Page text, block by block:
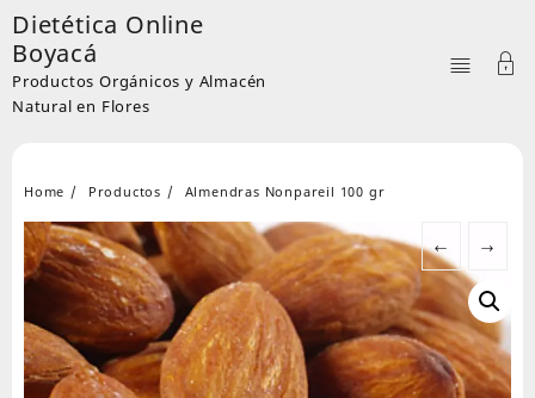
Skip
to
content
Dietética Online
Boyacá
Productos Orgánicos y Almacén
Natural en Flores
Home Productos Almendras Nonpareil 100 gr
← →